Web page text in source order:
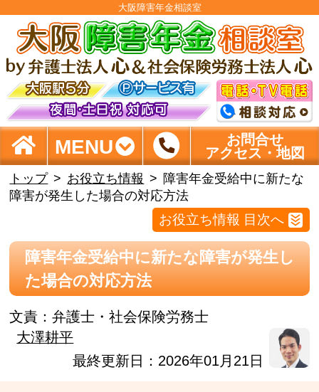
大阪障害年金相談室
MENU
お問合せ
アクセス・地図
トップ お役立ち情報
障害年金受給中に新たな
障害が発生した場合の対応方法
お役立ち情報 目次へ
障害年金受給中に新たな障害が発生し
た場合の対応方法
文責：弁護士・社会保険労務士
大澤耕平
最終更新日：2026年01月21日